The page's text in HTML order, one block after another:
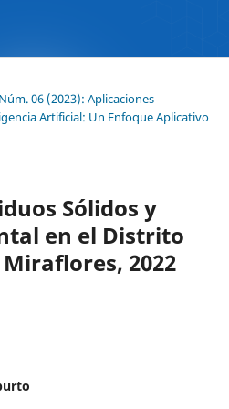
06 (2023): Aplicaciones
Artificial: Un Enfoque Aplicativo
Sólidos y
en el Distrito
2022